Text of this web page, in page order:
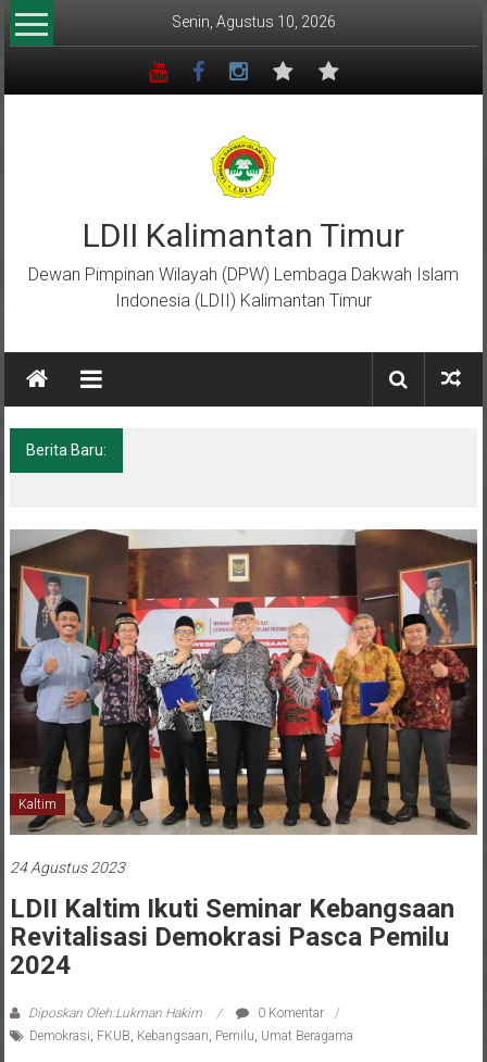
Lompat
ke
Senin, Agustus 10, 2026
LDII Kalimantan Timur
Dewan Pimpinan Wilayah (DPW) Lembaga Dakwah Islam
Indonesia (LDII) Kalimantan Timur
Berita Baru:
Kaltim
LDII Kaltim Ikuti Seminar Kebangsaan
Revitalisasi Demokrasi Pasca Pemilu
Diposkan Oleh:Lukman Hakim
0 Komentar